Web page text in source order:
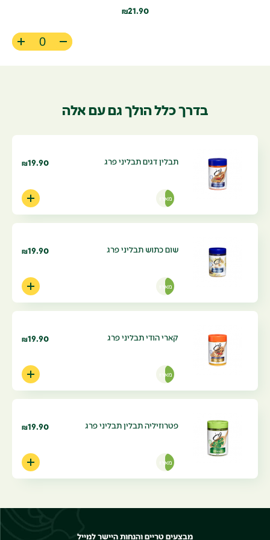
₪21.90
בדרך כלל הולך גם עם אלה
תבלין דגים תבליני פרג ₪19.90
מארז
שום כתוש תבליני פרג ₪19.90
מארז
קארי הודי תבליני פרג ₪19.90
מארז
פטרוזיליה תבלין תבליני פרג ₪19.90
מארז
מבצעים טריים והנחות היישר למייל